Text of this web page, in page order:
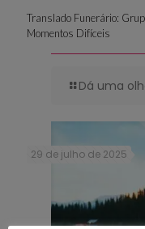
Translado Funerário:
Momentos Difíceis
Dá uma
29 de julho de 2025